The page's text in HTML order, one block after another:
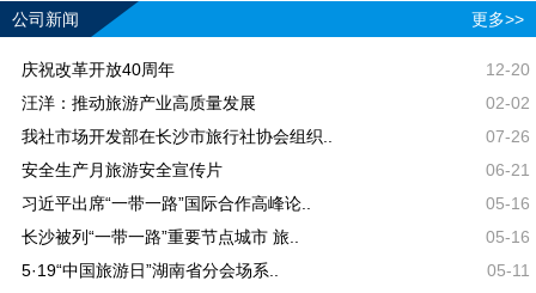
公司新闻
更多>>
庆祝改革开放40周年
12-20
汪洋：推动旅游产业高质量发展
02-02
我社市场开发部在长沙市旅行社协会组织..
07-26
安全生产月旅游安全宣传片
06-21
习近平出席“一带一路”国际合作高峰论..
05-16
长沙被列“一带一路”重要节点城市 旅..
05-16
5·19“中国旅游日”湖南省分会场系..
05-11